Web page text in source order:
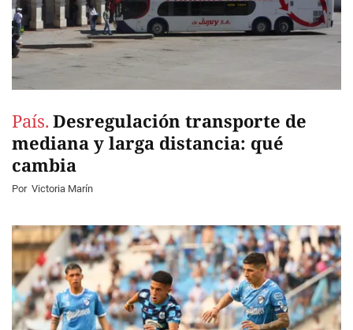
País. Desregulación transporte de
mediana y larga distancia: qué
cambia
Por Victoria Marín